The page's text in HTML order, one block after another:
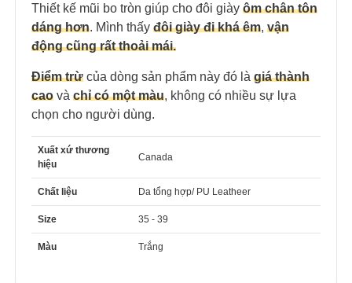
Thiết kế mũi bo tròn giúp cho đôi giày ôm chân tôn
dáng hơn. Mình thấy đôi giày đi khá êm, vận
động cũng rất thoải mái.
Điểm trừ của dòng sản phẩm này đó là giá thành
cao và chỉ có một màu, không có nhiều sự lựa
chọn cho người dùng.
Xuất xứ thương
hiệu
Canada
Chất liệu Da tổng hợp/ PU Leatheer
Size 35 - 39
Màu Trắng